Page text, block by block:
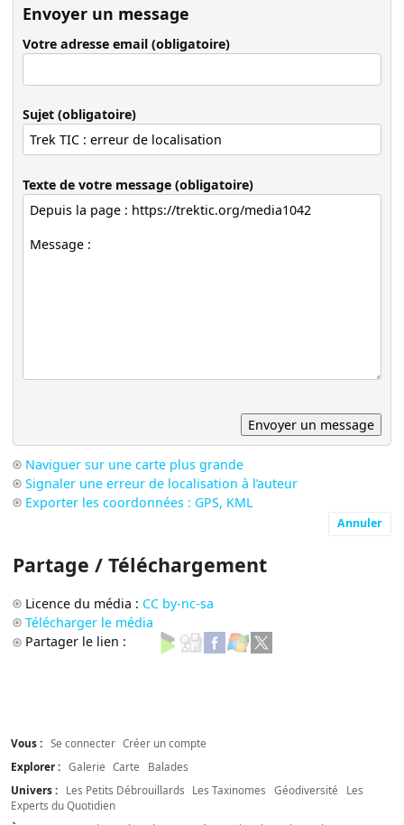
Envoyer un message
Votre adresse email (obligatoire)
Sujet (obligatoire)
Texte de votre message (obligatoire)
Naviguer sur une carte plus grande
Signaler une erreur de localisation à l’auteur
Exporter les coordonnées : GPS, KML
Annuler
Partage / Téléchargement
Licence du média : CC by-nc-sa
Télécharger le média
Partager le lien :
Vous : Se connecter Créer un compte
Explorer : Galerie Carte
Balades
Univers :
Les Petits Débrouillards Les Taxinomes Géodiversité
Les
Experts du Quotidien